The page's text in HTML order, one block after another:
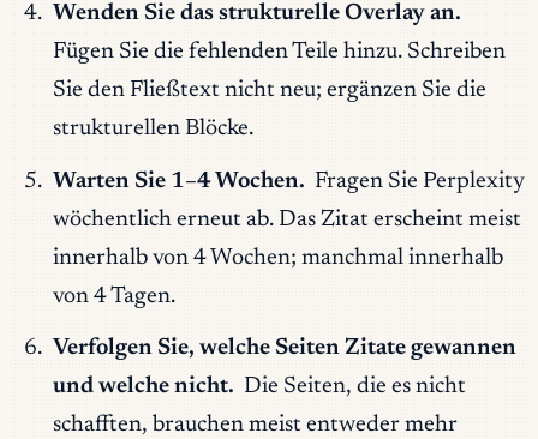
Wenden Sie das strukturelle Overlay an.
Fügen Sie die fehlenden Teile hinzu. Schreiben
Sie den Fließtext nicht neu; ergänzen Sie die
strukturellen Blöcke.
Warten Sie 1–4 Wochen. Fragen Sie Perplexity
wöchentlich erneut ab. Das Zitat erscheint meist
innerhalb von 4 Wochen; manchmal innerhalb
von 4 Tagen.
Verfolgen Sie, welche Seiten Zitate gewannen
und welche nicht. Die Seiten, die es nicht
schafften, brauchen meist entweder mehr